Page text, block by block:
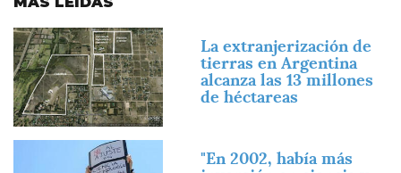
Imagen
La extranjerización de
tierras en Argentina
alcanza las 13 millones
de héctareas
"En 2002, había más